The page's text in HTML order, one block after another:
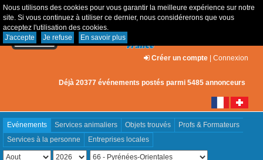
Nous utilisons des cookies pour vous garantir la meilleure expérience sur notre
site. Si vous continuez à utiliser ce dernier, nous considérerons que vous
acceptez l'utilisation des cookies.
J'accepte
Je refuse En savoir plus
Créer un compte | Connexion
Déjà 20377 événements postés parmi 5485 annonceurs
Evénements Services animaliers Objets trouvés
Profs & Formateurs
Services à la personne
Entreprises locales